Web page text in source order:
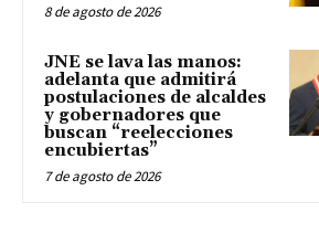
8 de agosto de 2026
JNE se lava las manos:
adelanta que admitirá
postulaciones de alcaldes
y gobernadores que
buscan “reelecciones
encubiertas”
7 de agosto de 2026